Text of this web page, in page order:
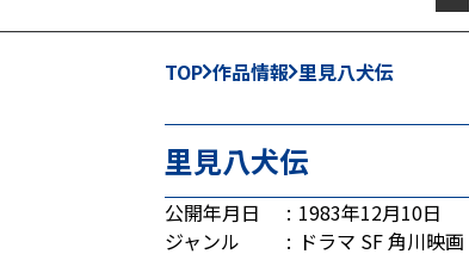
TOP 作品情報 里見八犬伝
里見八犬伝
公開年月日
1983年12月10日
ジャンル
ドラマ SF角川映画